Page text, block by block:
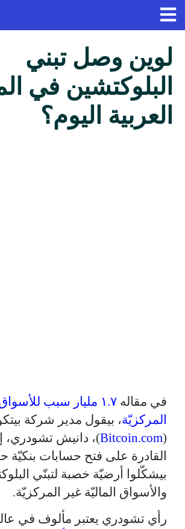
لوين وصل تبني
البلوكتشين في
العربية اليوم؟
في مقاله
١.٧ مليار سبب
المركزيّة، بيقول مدير شركة
(
Bitcoin.com)، دانيش تشودري،
القادرة على فتح حسابات بنكيّة
بيشكّلوا أرضيّة خصبة لتبنّي
والأسواق الماليّة غير المركزيّة.
رأي تشودري يعتبر مألوف في